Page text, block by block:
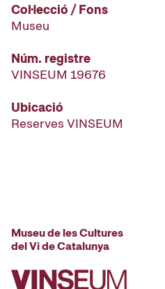
Col·lecció / Fons
Museu
Núm. registre
VINSEUM 19676
Ubicació
Reserves VINSEUM
Museu de les Cultures
del Vi de Catalunya